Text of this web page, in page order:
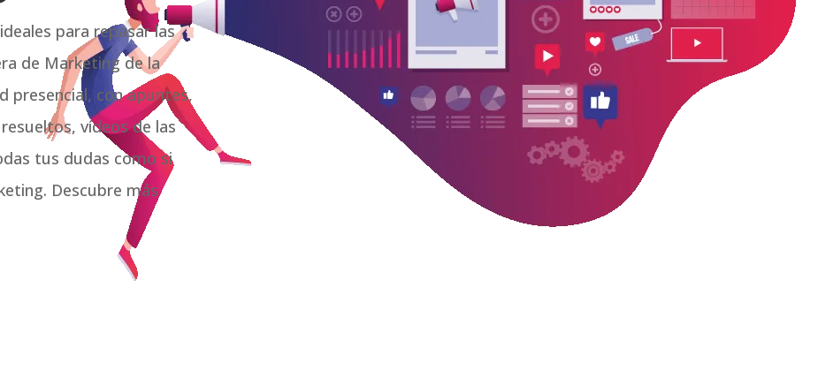
para repasar las
de Marketing de la
presencial, con apuntes,
vídeos de las
tus dudas como si
Descubre más